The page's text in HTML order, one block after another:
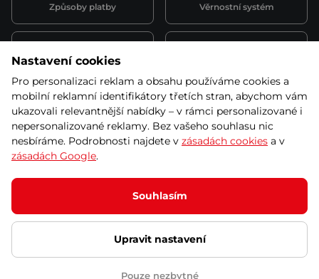
Způsoby platby Věrnostní systém
Půjčovna
obchodní podmínky
Kariéra
© 2026 SEVEN SPORT s.r.o Všechna práva vyhrazena
Podle zákona o evidenci tržeb je prodávající povinen vystavit
kupujícímu účtenku.
Zároveň je povinen zaevidovat přijatou tržbu u správce daně online; v
případě technického výpadku pak nejpozději do 48 hodin.
Ochrana osobních údajů Nastavení cookies Vnitřní oznamovací
systém Prohlášení přístupnosti
Nastavení cookies
Pro personalizaci reklam a obsahu používáme cookies a
mobilní reklamní identifikátory třetích stran, abychom vám
ukazovali relevantnější nabídky – v rámci personalizované i
nepersonalizované reklamy. Bez vašeho souhlasu nic
nesbíráme. Podrobnosti najdete v zásadách cookies a v
zásadách Google.
Souhlasím
Upravit nastavení
Pouze nezbytné